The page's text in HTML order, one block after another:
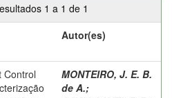
1 a 1 de 1
Autor(es)
Control
MONTEIRO, J. E. B.
de A.;